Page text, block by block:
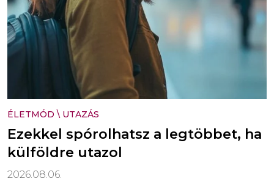
ÉLETMÓD \ UTAZÁS
Ezekkel spórolhatsz a legtöbbet, ha
külföldre utazol
2026.08.06.